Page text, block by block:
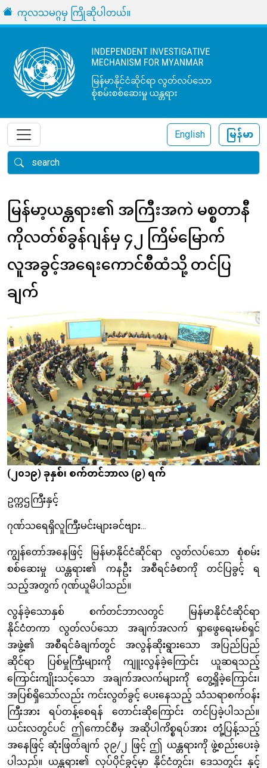
အဓိကအကြောင်းအရာသို့ သွားမည်
URLကုလသမဂ္ဂမှ ကြိုဆိုပါတယ်။
English မြန်မာ
ရှာရန်
မြန်မာ့ယန္တရား၏ အကြီးအကဲ မစ္စတာနီ
ကိုလတ်စ်ခွန်ဂျန်မှ ၄၂ ကြိမ်မြောက်
လူအခွင့်အရေးကောင်စီထံသို့ တင်ပြ
ချက်
Body
Image
(၂၀၁၉) ခုနှစ်၊ စက်တင်ဘာလ (၉) ရက်
ဥက္ကဌကြီးနှင့်
ဂုဏ်သရေရှိလူကြီးမင်းများခင်ဗျား...
ကျွန်တော်အနေဖြင့် မြန်မာနိုင်ငံဆိုင်ရာ လွတ်လပ်သော စုံစမ်း
စစ်ဆေးမှု ယန္တရား၏ ကနဦး အစီရင်ခံစာကို တင်ပြခွင့် ရ
သည့်အတွက် ဂုဏ်ယူမိပါသည်။
လွန်ခဲ့သောနှစ် စက်တင်ဘာလတွင် မြန်မာနိုင်ငံဆိုင်ရာ
နိုင်ငံတကာ လွတ်လပ်သော အချက်အလက် ရှာဖွေရေးမစ်ရှင်
အဖွဲ့၏ အစီရင်ခံချက်တွင် အလွန်ဆိုးရွားသော အပြည်ပြည်
ဆိုင်ရာ ပြစ်မှုကြီးများကို ကျူးလွန်ခဲ့ကြောင်း ယူဆရသည့်
ကြောင်းကျိုးသင့်သော အချက်အလက်များကို တွေ့ရှိခဲ့ကြောင်း၊
အပြစ်ရှိသော်လည်း ကင်းလွတ်ခွင့် ပေးနေသည့် သံသရာစက်ဝန်း
ကြီးအား ရပ်တန့်စေရန် တောင်းဆိုကြောင်း တင်ပြခဲ့ပါသည်။
ယင်းလတွင်ပင် ဤကောင်စီမှ အဆိုပါကိစ္စရပ်အား တုံ့ပြန့်သည့်
အနေဖြင့် ဆုံးဖြတ်ချက် ၃၉/၂ ဖြင့် ဤ ယန္တရားကို ဖွဲ့စည်းပေးခဲ့
ပါသည်။ ယန္တရား၏ လုပ်ပိုင်ခွင့်မှာ နိုင်ငံတွင်း၊ ဒေသတွင်း နှင့်